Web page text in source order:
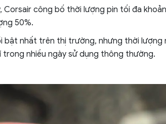
Corsair công bố thời lượng pin tối đa
50%.
bật nhất trên thị trường, nhưng thời lượng
trong nhiều ngày sử dụng thông thường.